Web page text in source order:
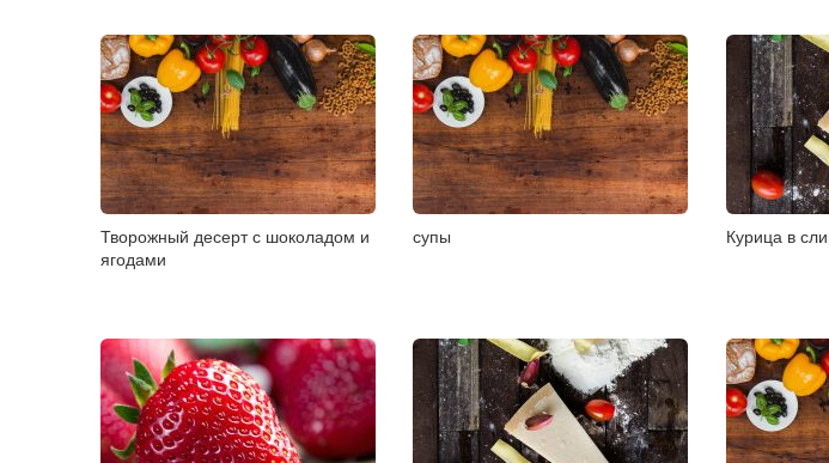
Творожный десерт с шоколадом и
ягодами
супы Курица в